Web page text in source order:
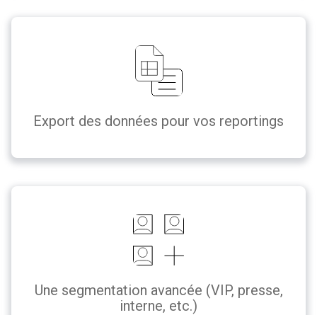
Export des données pour vos reportings
Une segmentation avancée (VIP, presse,
interne, etc.)